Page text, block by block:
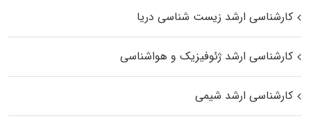
کارشناسی ارشد زیست‌ شناسی دریا
کارشناسی ارشد ژئوفیزیک و هواشناسی
کارشناسی ارشد شیمی